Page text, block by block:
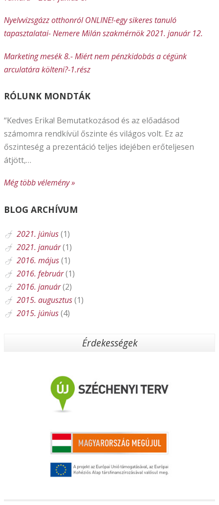
Nyelvvizsgázz otthonról ONLINE!-egy sikeres tanuló
tapasztalatai- Nemere Milán szakmérnök 2021. január 12.
Marketing mesék 8.- Miért nem pénzkidobás a cégünk
arculatára költeni?-1.rész
RÓLUNK MONDTÁK
“Kedves Erika! Bemutatkozásod és az előadásod
számomra rendkívül őszinte és világos volt. Ez az
őszinteség a prezentáció teljes idejében erőteljesen
átjött,…
Még több vélemény »
BLOG ARCHÍVUM
2021. június(1)
2021. január(1)
2016. május(1)
2016. február(1)
2016. január(2)
2015. augusztus(1)
2015. június(4)
Érdekességek